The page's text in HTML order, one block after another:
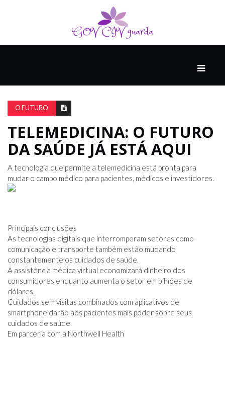
DO
THINK
COMEÇA
ESTRONDO
O FUTURO
TELEMEDICINA: O FUTURO
DA SAÚDE JÁ ESTÁ AQUI
A tecnologia que permite a telemedicina está pronta para
mudar o campo médico para pacientes, médicos e investidores.
Principais conclusões
As tecnologias digitais que interromperam setores como
comunicação e transporte também estão mudando
constantemente os cuidados de saúde.
A assistência médica virtual economizará dinheiro dos
consumidores enquanto aumenta o setor em bilhões de
dólares.
Cuidados sem visitas combinados com aplicativos de
smartphone darão aos pacientes mais poder sobre seus
cuidados de saúde.
Em parceria com a Northwell Health